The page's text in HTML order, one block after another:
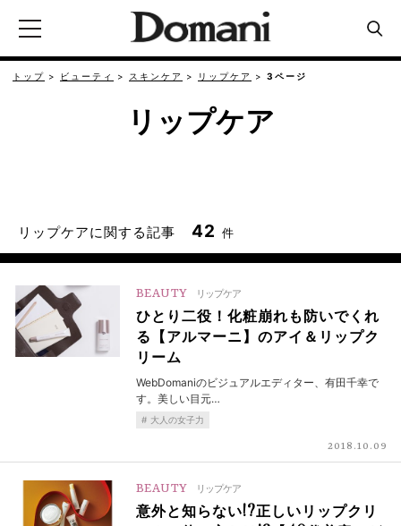
トップ ビューティ スキンケア リップケア 3ページ
リップケア
リップケアに関する記事 42 件
BEAUTY リップケア
ひとり二役！化粧崩れも防いでくれ
る【アルマーニ】のアイ＆リップク
リーム
WebDomaniのビジュアルエディター、有田千幸で
す。美しい目元…
大人の女子力
2018.10.09
BEAUTY リップケア
意外と知らない!?正しいリップクリ